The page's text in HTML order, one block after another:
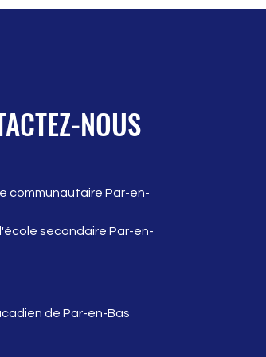
NOUS
communautaire Par-en-
secondaire Par-en-
de Par-en-Bas